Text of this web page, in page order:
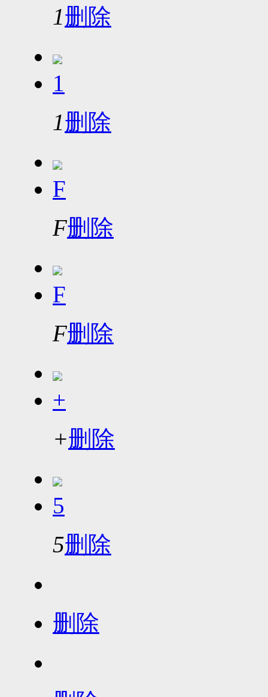
1删除
1
1删除
F
F删除
F
F删除
+
+删除
5
5删除
删除